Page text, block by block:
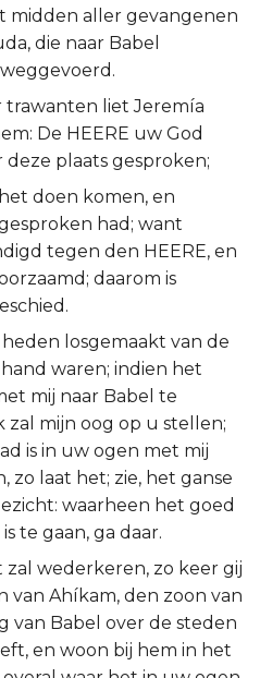
midden aller gevangenen
die naar Babel
trawanten liet Jeremía
De HEERE uw God
plaats gesproken;
doen komen, en
had; want
tegen den HEERE, en
daarom is
losgemaakt van de
waren; indien het
mij naar Babel te
zal mijn oog op u stellen;
is in uw ogen met mij
zo laat het; zie, het ganse
waarheen het goed
te gaan, ga daar.
zal wederkeren, zo keer gij
van Ahíkam, den zoon van
van Babel over de steden
en woon bij hem in het